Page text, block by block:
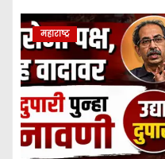
n
महाराष्ट्र